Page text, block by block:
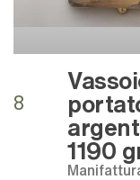
8
1190